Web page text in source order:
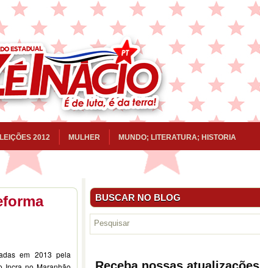
2012 MULHER MUNDO; LITERATURA; HISTORIA
em 2013 pela
BUSCAR NO BLOG